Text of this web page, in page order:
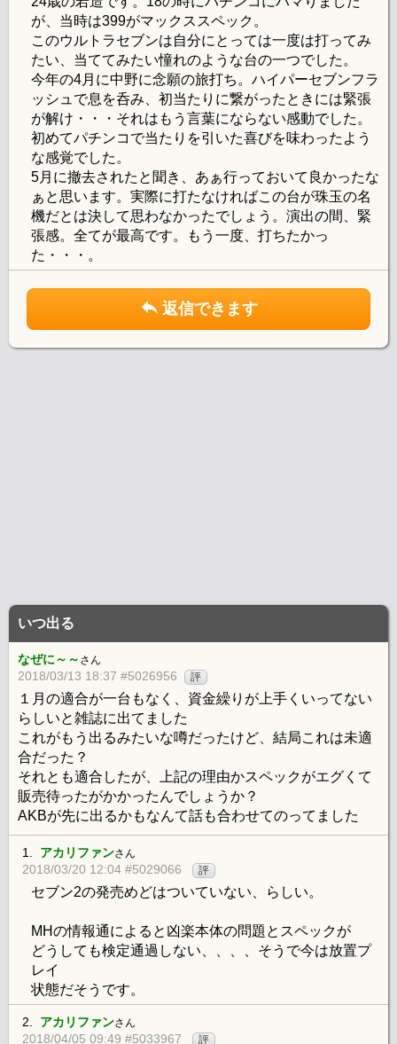
が、当時は399がマックススペック。
このウルトラセブンは自分にとっては一度は打ってみ
たい、当ててみたい憧れのような台の一つでした。
今年の4月に中野に念願の旅打ち。ハイパーセブンフラ
ッシュで息を呑み、初当たりに繋がったときには緊張
が解け・・・それはもう言葉にならない感動でした。
初めてパチンコで当たりを引いた喜びを味わったよう
な感覚でした。
5月に撤去されたと聞き、あぁ行っておいて良かったな
ぁと思います。実際に打たなければこの台が珠玉の名
機だとは決して思わなかったでしょう。演出の間、緊
張感。全てが最高です。もう一度、打ちたかっ
た・・・。
返信できます
いつ出る
なぜに～～ さん
2018/03/13 18:37 #5026956 評
１月の適合が一台もなく、資金繰りが上手くいってない
らしいと雑誌に出てました
これがもう出るみたいな噂だったけど、結局これは未適
合だった？
それとも適合したが、上記の理由かスペックがエグくて
販売待ったがかかったんでしょうか？
AKBが先に出るかもなんて話も合わせてのってました
1. アカリファンさん
2018/03/20 12:04 #5029066 評
セブン2の発売めどはついていない、らしい。
MHの情報通によると凶楽本体の問題とスペックが
どうしても検定通過しない、、、、そうで今は放置プ
レイ
状態だそうです。
2. アカリファンさん
2018/04/05 09:49 #5033967 評